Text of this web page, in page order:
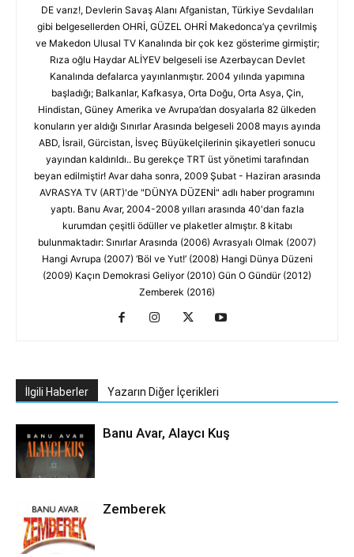
DE varız!, Devlerin Savaş Alanı Afganistan, Türkiye Sevdalıları
gibi belgesellerden OHRİ, GÜZEL OHRİ Makedonca’ya çevrilmiş
ve Makedon Ulusal TV Kanalında bir çok kez gösterime girmiştir;
Rıza oğlu Haydar ALİYEV belgeseli ise Azerbaycan Devlet
Kanalında defalarca yayınlanmıştır. 2004 yılında yapımına
başladığı; Balkanlar, Kafkasya, Orta Doğu, Orta Asya, Çin,
Hindistan, Güney Amerika ve Avrupa’dan dosyalarla 82 ülkeden
konuların yer aldığı Sınırlar Arasında belgeseli 2008 mayıs ayında
ABD, İsrail, Gürcistan, İsveç Büyükelçilerinin şikayetleri sonucu
yayından kaldırıldı.. Bu gerekçe TRT üst yönetimi tarafından
beyan edilmiştir! Avar daha sonra, 2009 Şubat - Haziran arasında
AVRASYA TV (ART)'de "DÜNYA DÜZENİ" adlı haber programını
yaptı. Banu Avar, 2004-2008 yılları arasında 40'dan fazla
kurumdan çeşitli ödüller ve plaketler almıştır. 8 kitabı
bulunmaktadır: Sınırlar Arasında (2006) Avrasyalı Olmak (2007)
Hangi Avrupa (2007) ‘Böl ve Yut!’ (2008) Hangi Dünya Düzeni
(2009) Kaçın Demokrasi Geliyor (2010) Gün O Gündür (2012)
Zemberek (2016)
İlgili Haberler Yazarın Diğer İçerikleri
Banu Avar, Alaycı Kuş
Zemberek